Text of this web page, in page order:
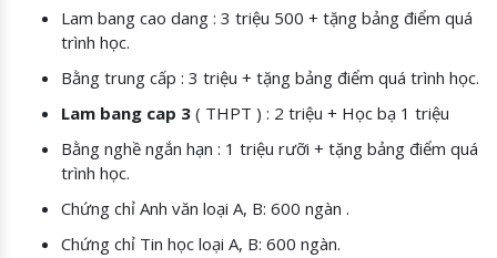
Lam bang cao dang : 3 triệu 500 + tặng bảng điểm quá
trình học.
Bằng trung cấp : 3 triệu + tặng bảng điểm quá trình học.
Lam bang cap 3 ( THPT ) : 2 triệu + Học bạ 1 triệu
Bằng nghề ngắn hạn : 1 triệu rưỡi + tặng bảng điểm quá
trình học.
Chứng chỉ Anh văn loại A, B: 600 ngàn .
Chứng chỉ Tin học loại A, B: 600 ngàn.